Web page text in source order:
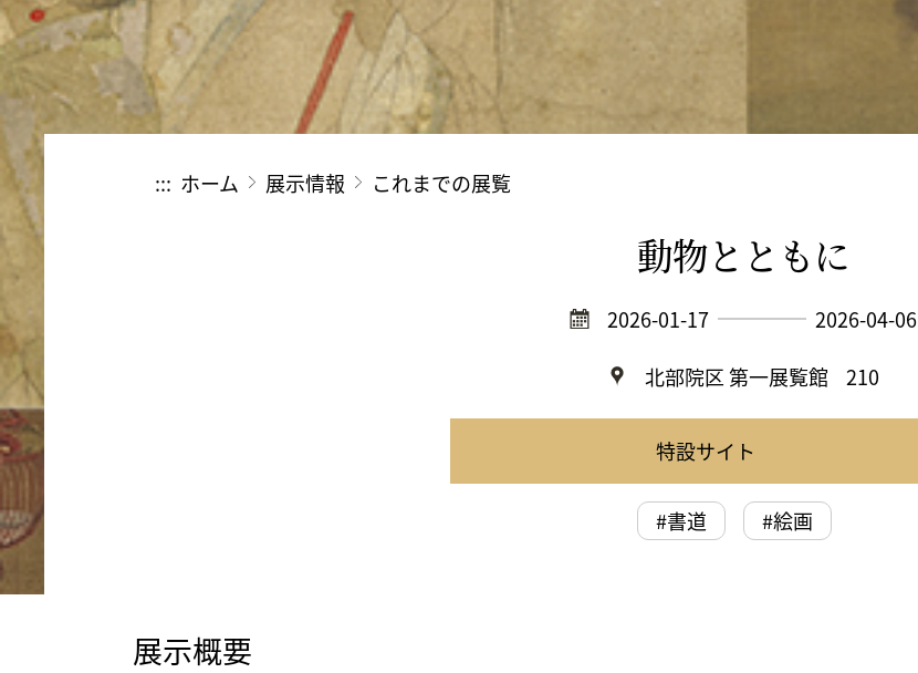
::: ホーム 展示情報 これまでの展覧
動物とともに
2026-01-17
2026-04-06
北部院区 第一展覧館
210
特設サイト
#書道 #絵画
展示概要